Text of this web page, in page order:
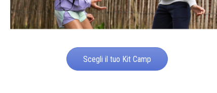
Scegli il tuo Kit Camp